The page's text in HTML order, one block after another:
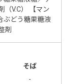
（V.C） 【マン
ぶどう糖果糖液
剤
そば
-